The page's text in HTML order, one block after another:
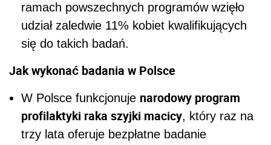
ramach powszechnych programów wzięło
udział zaledwie 11% kobiet kwalifikujących
się do takich badań.
Jak wykonać badania w Polsce
W Polsce funkcjonuje narodowy program
profilaktyki raka szyjki macicy, który raz na
trzy lata oferuje bezpłatne badanie